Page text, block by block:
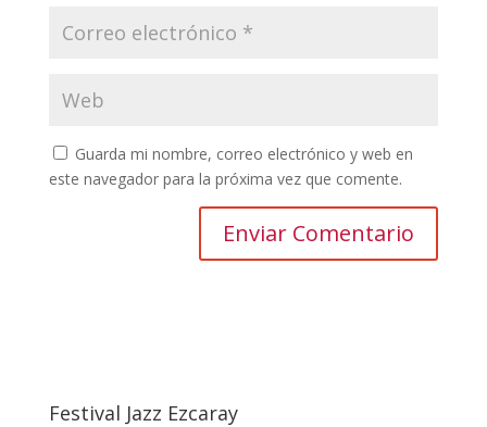
Guarda mi nombre, correo electrónico y web en
este navegador para la próxima vez que comente.
Festival Jazz Ezcaray